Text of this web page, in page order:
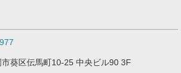
葵区伝馬町10-25 中央ビル90 3F